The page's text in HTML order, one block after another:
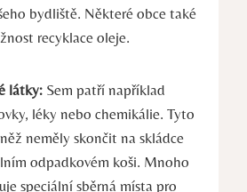
bydliště. Některé obce také
recyklace oleje.
látky: Sem patří například
léky nebo chemikálie. Tyto
neměly skončit na skládce
odpadkovém koši. Mnoho
speciální sběrná místa pro